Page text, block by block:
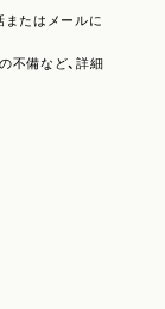
たはメールに
不備など、詳細